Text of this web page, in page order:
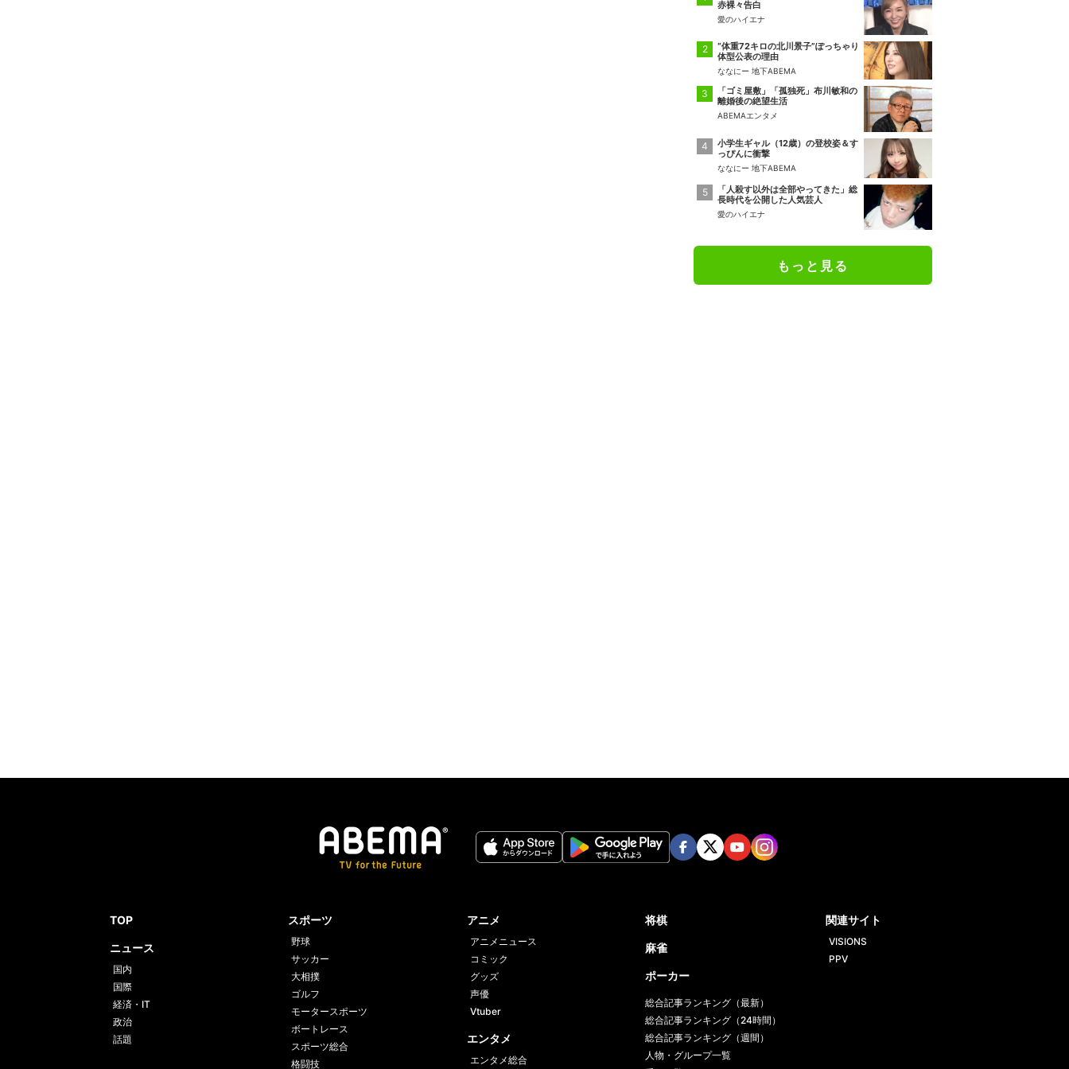
赤裸々告白
愛のハイエナ
“体重72キロの北川景子”ぽっちゃり
体型公表の理由
ななにー 地下ABEMA
「ゴミ屋敷」「孤独死」布川敏和の
離婚後の絶望生活
ABEMAエンタメ
小学生ギャル（12歳）の登校姿＆す
っぴんに衝撃
ななにー 地下ABEMA
「人殺す以外は全部やってきた」総
長時代を公開した人気芸人
愛のハイエナ
もっと見る
TOP
ニュース
国内
国際
経済・IT
政治
話題
スポーツ
野球
サッカー
大相撲
ゴルフ
モータースポーツ
ボートレース
スポーツ総合
格闘技
アニメ
アニメニュース
コミック
グッズ
声優
Vtuber
エンタメ
エンタメ総合
将棋
麻雀
ポーカー
総合記事ランキング（最新）
総合記事ランキング（24時間）
総合記事ランキング（週間）
人物・グループ一覧
関連サイト
VISIONS
PPV